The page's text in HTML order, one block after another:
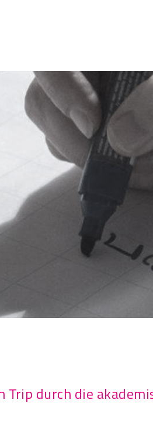
Trip durch die